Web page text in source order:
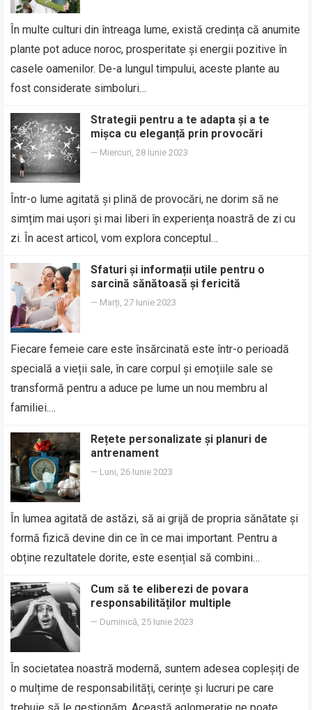
În multe culturi din întreaga lume, există credința că anumite
plante pot aduce noroc, prosperitate și energii pozitive în
casele oamenilor. De-a lungul timpului, aceste plante au
fost considerate simboluri…
Strategii pentru a te adapta și a te
mișca cu eleganță prin provocări
— Miercuri, 28 Iunie 2023
Într-o lume agitată și plină de provocări, ne dorim să ne
simțim mai ușori și mai liberi în experiența noastră de zi cu
zi. În acest articol, vom explora conceptul…
Sfaturi și informații utile pentru o
sarcină sănătoasă și fericită
— Marți, 27 Iunie 2023
Fiecare femeie care este însărcinată este într-o perioadă
specială a vieții sale, în care corpul și emoțiile sale se
transformă pentru a aduce pe lume un nou membru al
familiei.…
Rețete personalizate și planuri de
antrenament
— Luni, 26 Iunie 2023
În lumea agitată de astăzi, să ai grijă de propria sănătate și
formă fizică devine din ce în ce mai important. Pentru a
obține rezultatele dorite, este esențial să combini…
Cum să te eliberezi de povara
responsabilităților multiple
— Duminică, 25 Iunie 2023
În societatea noastră modernă, suntem adesea copleșiți de
o mulțime de responsabilități, cerințe și lucruri pe care